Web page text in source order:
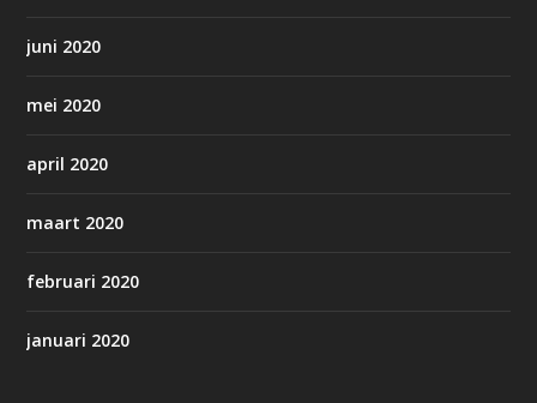
juni 2020
mei 2020
april 2020
maart 2020
februari 2020
januari 2020